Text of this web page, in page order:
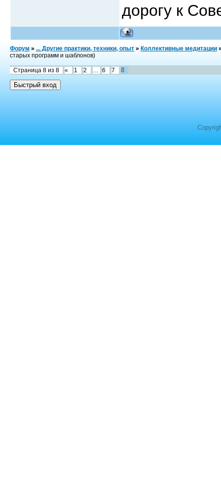
дорогу к
Форум » ... Другие практики, техники, опыт » Коллективные медитации
старых программ и шаблонов)
Страница 8 из 8 « 1 2 6 7 8